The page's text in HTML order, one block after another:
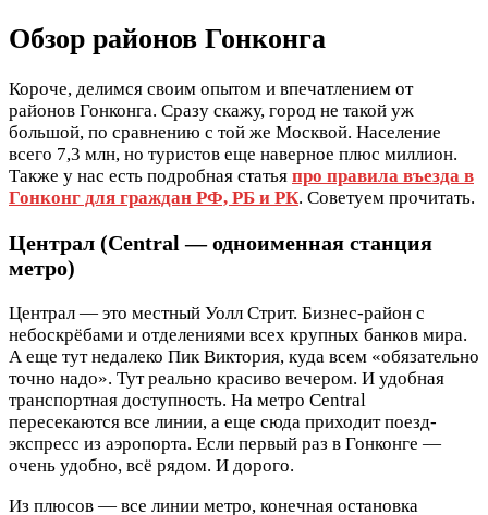
Обзор районов Гонконга
Короче, делимся своим опытом и впечатлением от
районов Гонконга. Сразу скажу, город не такой уж
большой, по сравнению с той же Москвой. Население
всего 7,3 млн, но туристов еще наверное плюс миллион.
Также у нас есть подробная статья про правила въезда в
Гонконг для граждан РФ, РБ и РК. Советуем прочитать.
Централ (Central — одноименная станция
метро)
Централ — это местный Уолл Стрит. Бизнес-район с
небоскрёбами и отделениями всех крупных банков мира.
А еще тут недалеко Пик Виктория, куда всем «обязательно
точно надо». Тут реально красиво вечером. И удобная
транспортная доступность. На метро Central
пересекаются все линии, а еще сюда приходит поезд-
экспресс из аэропорта. Если первый раз в Гонконге —
очень удобно, всё рядом. И дорого.
Из плюсов — все линии метро, конечная остановка